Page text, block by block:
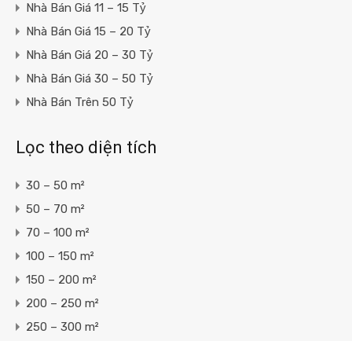
Nhà Bán Giá 11 – 15 Tỷ
Nhà Bán Giá 15 – 20 Tỷ
Nhà Bán Giá 20 – 30 Tỷ
Nhà Bán Giá 30 – 50 Tỷ
Nhà Bán Trên 50 Tỷ
Lọc theo diện tích
30 – 50 m²
50 – 70 m²
70 – 100 m²
100 – 150 m²
150 – 200 m²
200 – 250 m²
250 – 300 m²